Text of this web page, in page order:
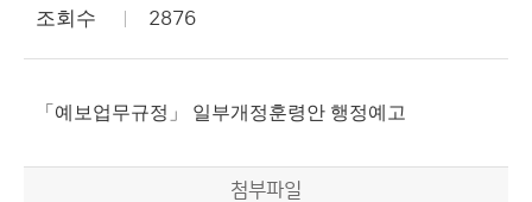
조회수 2876
「예보업무규정」 일부개정훈령안 행정예고
첨부파일